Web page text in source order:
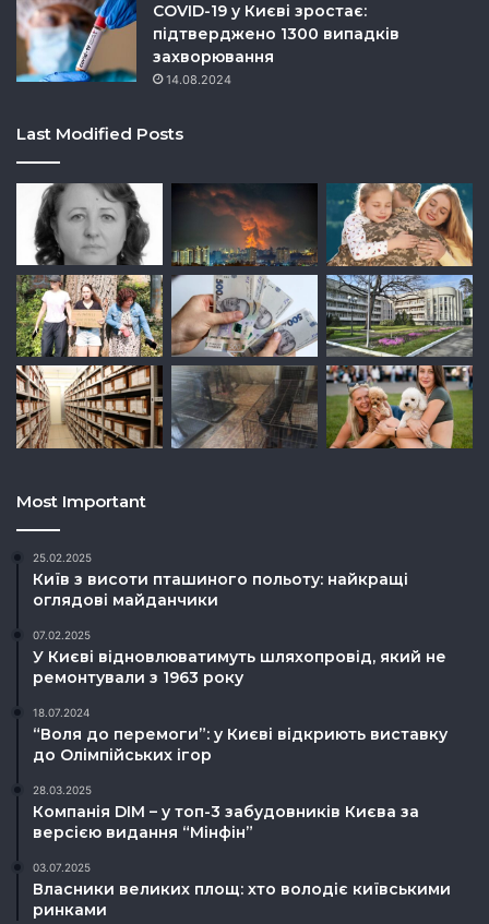
COVID-19 у Києві зростає:
підтверджено 1300 випадків
захворювання
14.08.2024
Last Modified Posts
Most Important
25.02.2025
Київ з висоти пташиного польоту: найкращі
оглядові майданчики
07.02.2025
У Києві відновлюватимуть шляхопровід, який не
ремонтували з 1963 року
18.07.2024
“Воля до перемоги”: у Києві відкриють виставку
до Олімпійських ігор
28.03.2025
Компанія DIM – у топ-3 забудовників Києва за
версією видання “Мінфін”
03.07.2025
Власники великих площ: хто володіє київськими
ринками